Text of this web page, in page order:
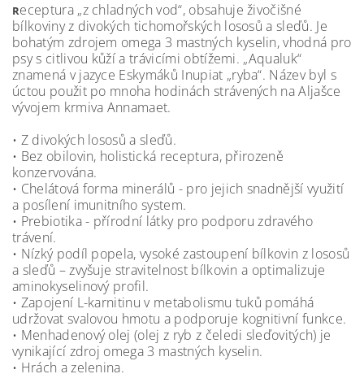
Receptura „z chladných vod“, obsahuje živočišné
bílkoviny z divokých tichomořských lososů a sleďů. Je
bohatým zdrojem omega 3 mastných kyselin, vhodná pro
psy s citlivou kůží a trávicími obtížemi. „Aqualuk“
znamená v jazyce Eskymáků Inupiat „ryba“. Název byl s
úctou použit po mnoha hodinách strávených na Aljašce
vývojem krmiva Annamaet.
• Z divokých lososů a sleďů.
• Bez obilovin, holistická receptura, přirozeně
konzervována.
• Chelátová forma minerálů - pro jejich snadnější využití
a posílení imunitního system.
• Prebiotika - přírodní látky pro podporu zdravého
trávení.
• Nízký podíl popela, vysoké zastoupení bílkovin z lososů
a sleďů – zvyšuje stravitelnost bílkovin a optimalizuje
aminokyselinový profil.
• Zapojení L-karnitinu v metabolismu tuků pomáhá
udržovat svalovou hmotu a podporuje kognitivní funkce.
• Menhadenový olej (olej z ryb z čeledi sleďovitých) je
vynikající zdroj omega 3 mastných kyselin.
• Hrách a zelenina.